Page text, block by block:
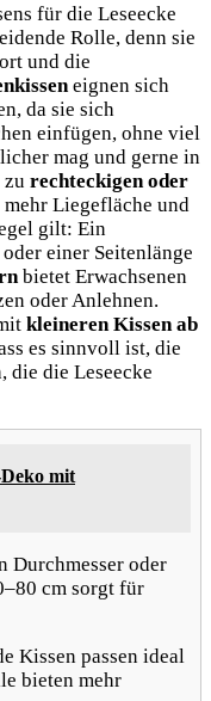
für die Leseecke
Rolle, denn sie
und die
eignen sich
da sie sich
einfügen, ohne viel
mag und gerne in
rechteckigen oder
Liegefläche und
gilt: Ein
einer Seitenlänge
bietet Erwachsenen
oder Anlehnen.
kleineren Kissen ab
es sinnvoll ist, die
die die Leseecke
mit
Durchmesser oder
cm sorgt für
Kissen passen ideal
bieten mehr